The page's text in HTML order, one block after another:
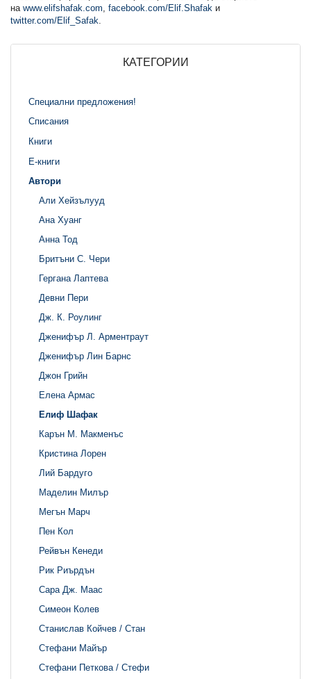
на www.elifshafak.com facebook.com/Elif.Shafak и
twitter.com/Elif_Safak
КАТЕГОРИИ
Специални предложения!
Списания
Книги
Е-книги
Автори
Али Хейзълууд
Ана Хуанг
Анна Тод
Бритъни С. Чери
Гергана Лаптева
Девни Пери
Дж. К. Роулинг
Дженифър Л. Арментраут
Дженифър Лин Барнс
Джон Грийн
Елена Армас
Елиф Шафак
Карън М. Макменъс
Кристина Лорен
Лий Бардуго
Маделин Милър
Мегън Марч
Пен Кол
Рейвън Кенеди
Рик Риърдън
Сара Дж. Маас
Симеон Колев
Станислав Койчев / Стан
Стефани Майър
Стефани Петкова / Стефи